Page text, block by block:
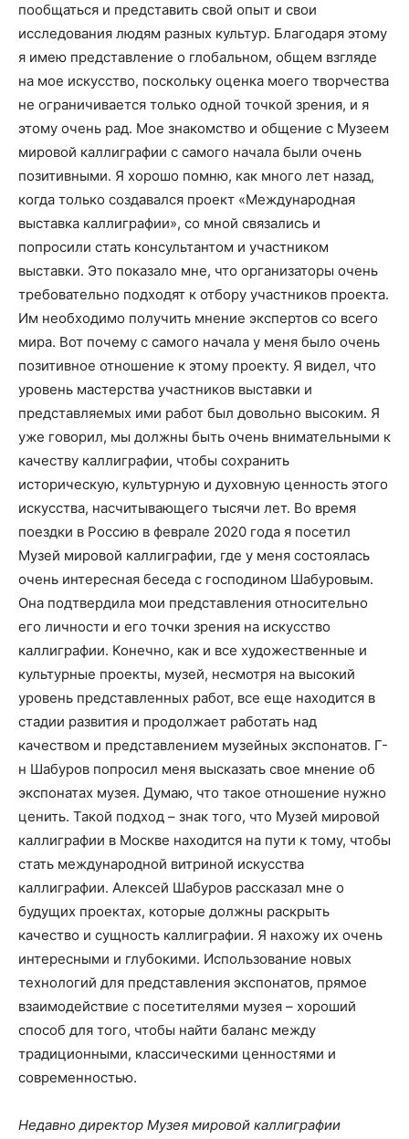
пообщаться и представить свой опыт и свои
исследования людям разных культур. Благодаря этому
я имею представление о глобальном, общем взгляде
на мое искусство, поскольку оценка моего творчества
не ограничивается только одной точкой зрения, и я
этому очень рад. Мое знакомство и общение с Музеем
мировой каллиграфии с самого начала были очень
позитивными. Я хорошо помню, как много лет назад,
когда только создавался проект «Международная
выставка каллиграфии», со мной связались и
попросили стать консультантом и участником
выставки. Это показало мне, что организаторы очень
требовательно подходят к отбору участников проекта.
Им необходимо получить мнение экспертов со всего
мира. Вот почему с самого начала у меня было очень
позитивное отношение к этому проекту. Я видел, что
уровень мастерства участников выставки и
представляемых ими работ был довольно высоким. Я
уже говорил, мы должны быть очень внимательными к
качеству каллиграфии, чтобы сохранить
историческую, культурную и духовную ценность этого
искусства, насчитывающего тысячи лет. Во время
поездки в Россию в феврале 2020 года я посетил
Музей мировой каллиграфии, где у меня состоялась
очень интересная беседа с господином Шабуровым.
Она подтвердила мои представления относительно
его личности и его точки зрения на искусство
каллиграфии. Конечно, как и все художественные и
культурные проекты, музей, несмотря на высокий
уровень представленных работ, все еще находится в
стадии развития и продолжает работать над
качеством и представлением музейных экспонатов. Г-
н Шабуров попросил меня высказать свое мнение об
экспонатах музея. Думаю, что такое отношение нужно
ценить. Такой подход – знак того, что Музей мировой
каллиграфии в Москве находится на пути к тому, чтобы
стать международной витриной искусства
каллиграфии. Алексей Шабуров рассказал мне о
будущих проектах, которые должны раскрыть
качество и сущность каллиграфии. Я нахожу их очень
интересными и глубокими. Использование новых
технологий для представления экспонатов, прямое
взаимодействие с посетителями музея – хороший
способ для того, чтобы найти баланс между
традиционными, классическими ценностями и
современностью.
Недавно директор Музея мировой каллиграфии